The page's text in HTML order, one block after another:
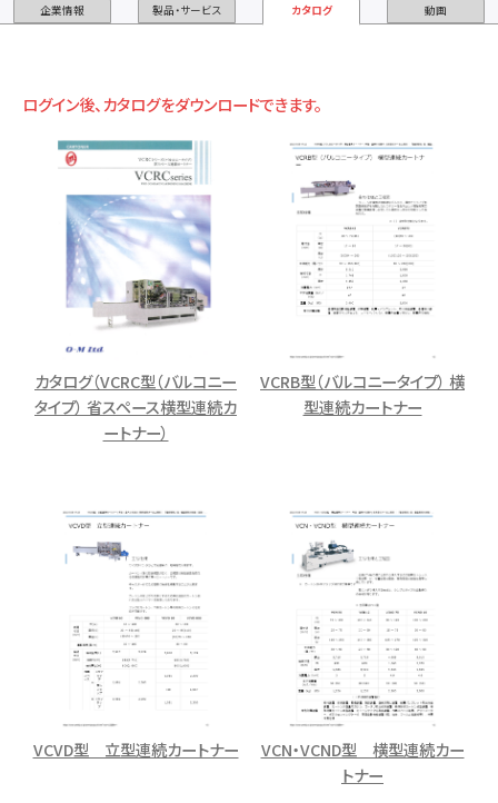
企業情報 製品・サービス カタログ 動画
ログイン後、カタログをダウンロードできます。
カタログ（VCRC型（バルコニー
タイプ） 省スペース横型連続カ
ートナー）
VCRB型（バルコニータイプ） 横
型連続カートナー
VCVD型 立型連続カートナー
VCN・VCND型 横型連続カー
トナー